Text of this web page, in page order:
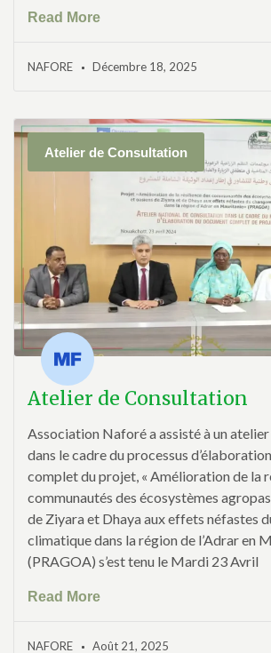
Read More
NAFORE Décembre 18, 2025
Atelier de Consultation
Atelier de Consultation
Association Naforé a assisté à un
dans le cadre du processus
complet du projet, « Amélioration de la
communautés des écosystèmes
de Ziyara et Dhaya aux effets néfastes
climatique dans la région de l’Adrar en
(PRAGOA) s’est tenu le Mardi 23 Avril
Read More
NAFORE Août 21, 2025